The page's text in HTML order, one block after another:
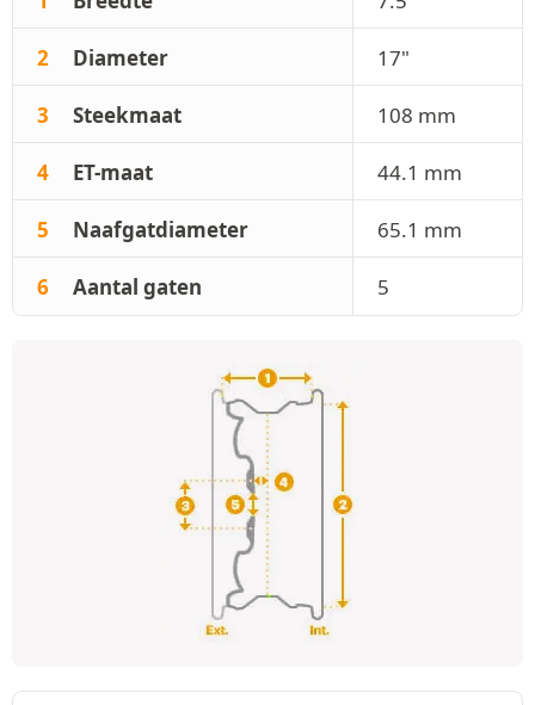
2 Diameter 17"
3 Steekmaat 108 mm
4 ET-maat 44.1 mm
5 Naafgatdiameter 65.1 mm
6 Aantal gaten 5